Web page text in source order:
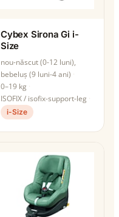
Cybex Sirona Gi i-
Size
nou-născut (0-12 luni),
bebeluș (9 luni-4 ani)
0–19 kg
ISOFIX / isofix-support-leg
i-Size